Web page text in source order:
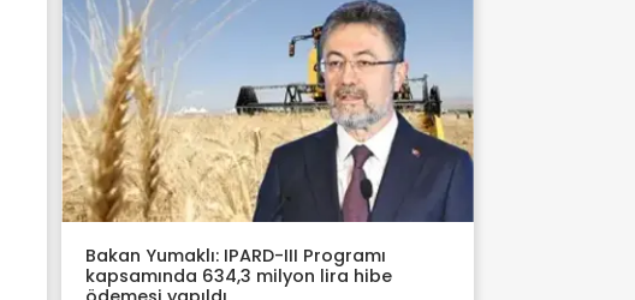
Bakan Yumaklı: IPARD-III Programı
kapsamında 634,3 milyon lira hibe